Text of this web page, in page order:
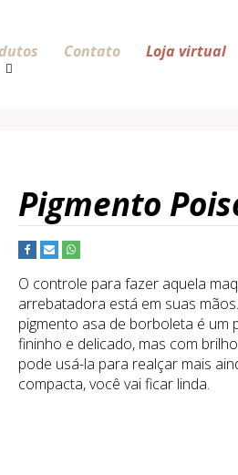
Contato Loja virtual
Pigmento
O controle para fazer aquela
arrebatadora está em suas
pigmento asa de borboleta é um
fininho e delicado, mas com
pode usá-la para realçar mais
compacta, você vai ficar linda.